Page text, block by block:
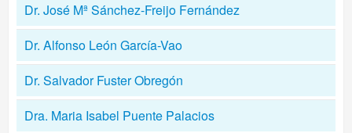
Dr. José Mª Sánchez-Freijo Fernández
Dr. Alfonso León García-Vao
Dr. Salvador Fuster Obregón
Dra. Maria Isabel Puente Palacios